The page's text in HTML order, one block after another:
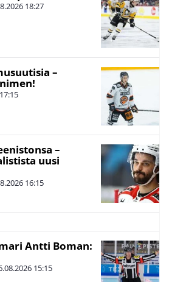
18:27
–
17:15
–
uusi
16:15
Antti Boman:
15:15